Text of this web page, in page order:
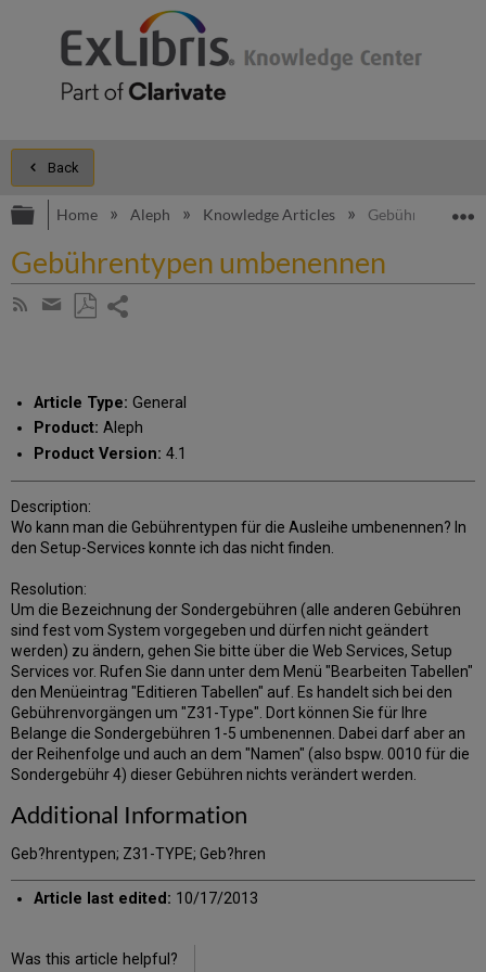
Back
Expand/collapse global hierarchy
Home Aleph Knowledge Articles Gebührentypen
Gebührentypen umbenennen
Subscribe
Share
email
Article Type: General
Product: Aleph
Product Version: 4.1
Description:
Wo kann man die Gebührentypen für die Ausleihe umbenennen? In
den Setup-Services konnte ich das nicht finden.
Resolution:
Um die Bezeichnung der Sondergebühren (alle anderen Gebühren
sind fest vom System vorgegeben und dürfen nicht geändert
werden) zu ändern, gehen Sie bitte über die Web Services, Setup
Services vor. Rufen Sie dann unter dem Menü "Bearbeiten Tabellen"
den Menüeintrag "Editieren Tabellen" auf. Es handelt sich bei den
Gebührenvorgängen um "Z31-Type". Dort können Sie für Ihre
Belange die Sondergebühren 1-5 umbenennen. Dabei darf aber an
der Reihenfolge und auch an dem "Namen" (also bspw. 0010 für die
Sondergebühr 4) dieser Gebühren nichts verändert werden.
Additional Information
Geb?hrentypen; Z31-TYPE; Geb?hren
Article last edited: 10/17/2013
Was this article helpful?